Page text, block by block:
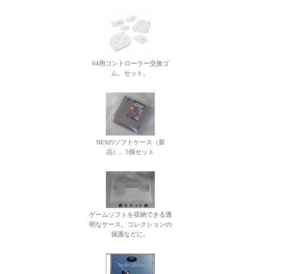
64用コントローラー交換ゴ
ム。セット。
NESのソフトケース（新
品）。5個セット
ゲームソフトを収納できる透
明なケース。コレクションの
保護などに。